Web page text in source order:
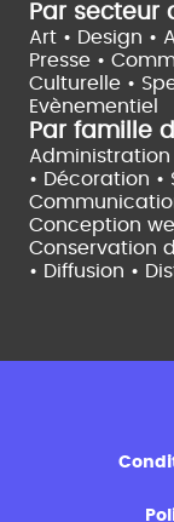
Par secteur
Art • Design •
Presse •
Culturelle •
Evènementiel
Par famille
Administration
• Décoration •
Conception
Conservation
• Diffusion •